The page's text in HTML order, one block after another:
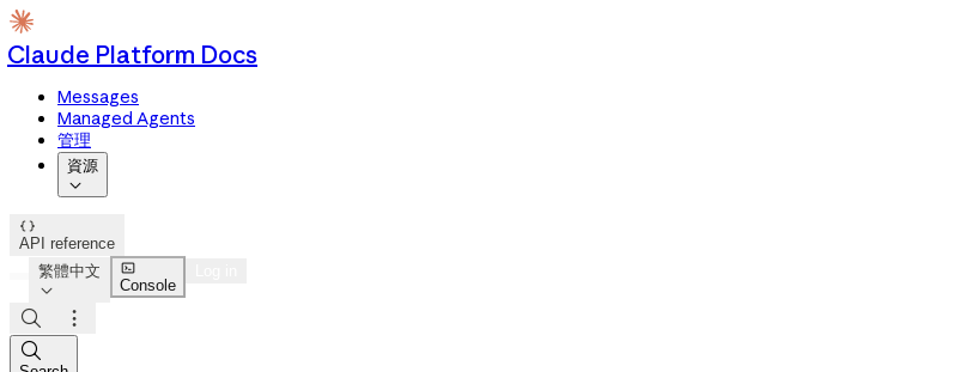
Claude Platform Docs
Messages
Managed Agents
管理
資源


API reference
繁體中文


Console


